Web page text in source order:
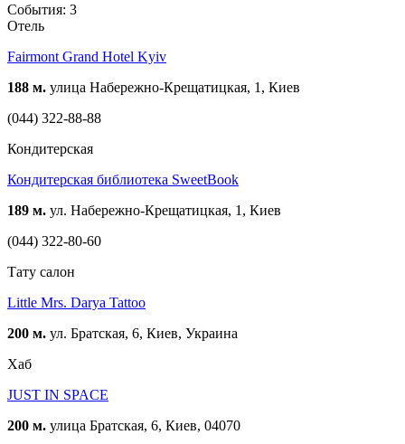
События: 3
Отель
Fairmont Grand Hotel Kyiv
188 м. улица Набережно-Крещатицкая, 1, Киев
(044) 322-88-88
Кондитерская
Кондитерская библиотека SweetBook
189 м. ул. Набережно-Крещатицкая, 1, Киев
(044) 322-80-60
Тату салон
Little Mrs. Darya Tattoo
200 м. ул. Братская, 6, Киев, Украина
Хаб
JUST IN SPACE
200 м. улица Братская, 6, Киев, 04070